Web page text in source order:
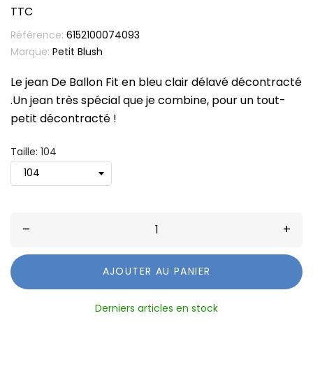
TTC
Référence: 6152100074093
Marque: Petit Blush
Le jean De Ballon Fit en bleu clair délavé décontracté
.Un jean très spécial que je combine, pour un tout-
petit décontracté !
Taille: 104
– +
AJOUTER AU PANIER
Derniers articles en stock